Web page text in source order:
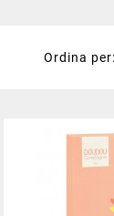
Ordina per: